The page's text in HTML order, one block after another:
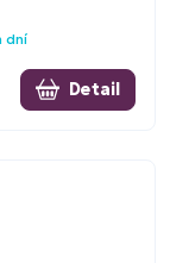
dní
Detail